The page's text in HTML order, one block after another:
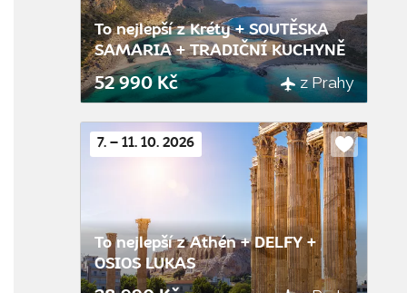
To nejlepší z Kréty + SOUTĚSKA
SAMARIA + TRADIČNÍ KUCHYNĚ
52 990 Kč z Prahy
7. – 11. 10. 2026
Do
oblíbených
To nejlepší z Athén + DELFY +
OSIOS LUKAS